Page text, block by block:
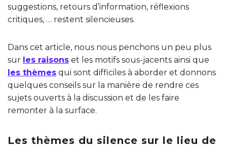
suggestions, retours d’information, réflexions
critiques, … restent silencieuses.
Dans cet article, nous nous penchons un peu plus
sur les raisons et les motifs sous-jacents ainsi que
les thèmes qui sont difficiles à aborder et donnons
quelques conseils sur la manière de rendre ces
sujets ouverts à la discussion et de les faire
remonter à la surface.
Les thèmes du silence sur le lieu de